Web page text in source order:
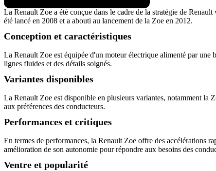
La Renault Zoe a été conçue dans le cadre de la stratégie de
été lancé en 2008 et a abouti au lancement de la Zoe en 2012.
Conception et caractéristiques
La Renault Zoe est équipée d'un moteur électrique alimenté par
lignes fluides et des détails soignés.
Variantes disponibles
La Renault Zoe est disponible en plusieurs variantes, notamment la
aux préférences des conducteurs.
Performances et critiques
En termes de performances, la Renault Zoe offre des accélérations
amélioration de son autonomie pour répondre aux besoins des
Ventre et popularité